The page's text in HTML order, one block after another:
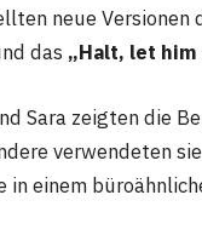
neue Versionen
das „Halt, let him
Sara zeigten die
verwendeten
in einem